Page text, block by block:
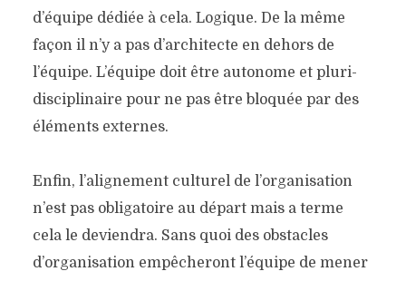
d’équipe dédiée à cela. Logique. De la même
façon il n’y a pas d’architecte en dehors de
l’équipe. L’équipe doit être autonome et pluri-
disciplinaire pour ne pas être bloquée par des
éléments externes.
Enfin, l’alignement culturel de l’organisation
n’est pas obligatoire au départ mais a terme
cela le deviendra. Sans quoi des obstacles
d’organisation empêcheront l’équipe de mener